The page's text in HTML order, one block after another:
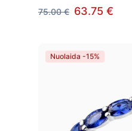
75.00 € 63.75 €
Nuolaida -15%